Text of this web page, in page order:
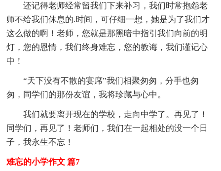
还记得老师经常留我们下来补习，我们时常抱怨老
师不给我们休息的.时间，可仔细一想，她是为了我们才
这么做的啊！老师，您就是那黑暗中指引我们向前的明
灯，您的恩情，我们终身难忘，您的教诲，我们谨记心
中！
“天下没有不散的宴席”我们相聚匆匆，分手也匆
匆，同学们的那份友谊，我将珍藏与心中。
我们就要离开现在的学校，走向中学了。再见了！
同学们，再见了！老师们，我们在一起相处的没一个日
子，我永生不忘！
难忘的小学作文 篇7